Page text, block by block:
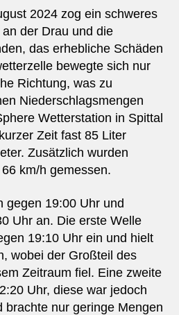
2024 zog ein schweres
der Drau und die
das erhebliche Schäden
bewegte sich nur
Richtung, was zu
Niederschlagsmengen
Wetterstation in Spittal
Zeit fast 85 Liter
Zusätzlich wurden
km/h gemessen.
gegen 19:00 Uhr und
Uhr an. Die erste Welle
19:10 Uhr ein und hielt
wobei der Großteil des
Zeitraum fiel. Eine zweite
Uhr, diese war jedoch
brachte nur geringe Mengen